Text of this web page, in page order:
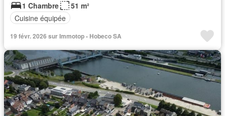
1 Chambre
51 m²
Cuisine équipée
19 févr. 2026 sur Immotop - Hobeco SA